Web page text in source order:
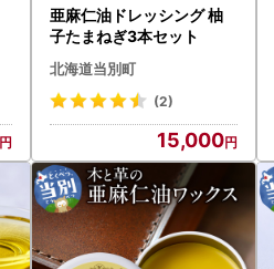
亜麻仁油ドレッシング 柚
子たまねぎ3本セット
北海道当別町
(2)
15,000